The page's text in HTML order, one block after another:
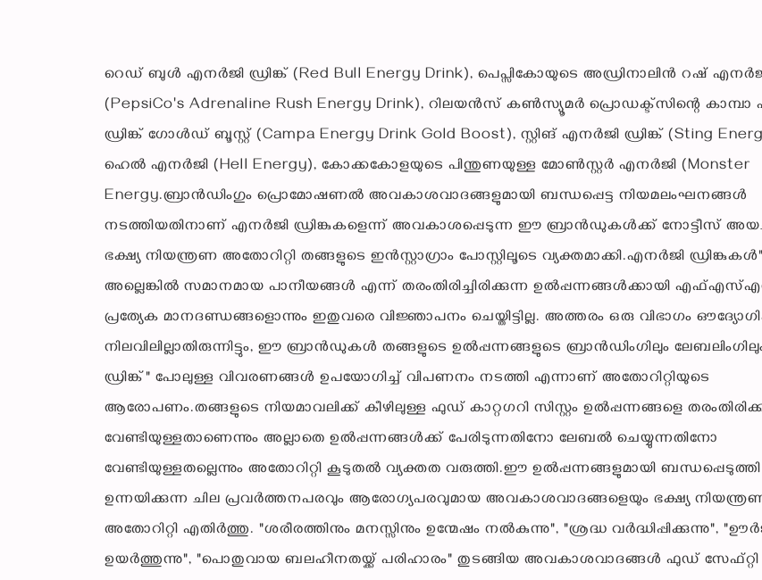
റെഡ് ബുൾ എനർജി ഡ്രിങ്ക് (Red Bull Energy Drink), പെപ്സികോയുടെ അഡ്രിനാലിൻ റഷ്
(PepsiCo's Adrenaline Rush Energy Drink), റിലയൻസ് കൺസ്യൂമർ പ്രൊഡക്ട്സിന്റെ
ഡ്രിങ്ക് ഗോൾഡ് ബൂസ്റ്റ് (Campa Energy Drink Gold Boost), സ്റ്റിങ് എനർജി ഡ്രിങ്ക് (Sting
ഹെൽ എനർജി (Hell Energy), കോക്കകോളയുടെ പിന്തുണയുള്ള മോൺസ്റ്റർ എനർജി (Monster
Energy.ബ്രാൻഡിംഗും പ്രൊമോഷണൽ അവകാശവാദങ്ങളുമായി ബന്ധപ്പെട്ട നിയമലംഘനങ്ങൾ
നടത്തിയതിനാണ് എനർജി ഡ്രിങ്കുകളെന്ന് അവകാശപ്പെടുന്ന ഈ ബ്രാൻഡുകൾക്ക് നോട്ടീസ്
ഭക്ഷ്യ നിയന്ത്രണ അതോറിറ്റി തങ്ങളുടെ ഇൻസ്റ്റാഗ്രാം പോസ്റ്റിലൂടെ വ്യക്തമാക്കി.എനർജി ഡ്രിങ്കുകൾ"
അല്ലെങ്കിൽ സമാനമായ പാനീയങ്ങൾ എന്ന് തരംതിരിച്ചിരിക്കുന്ന ഉൽപ്പന്നങ്ങൾക്കായി
പ്രത്യേക മാനദണ്ഡങ്ങളൊന്നും ഇതുവരെ വിജ്ഞാപനം ചെയ്തിട്ടില്ല. അത്തരം ഒരു വിഭാഗം
നിലവിലില്ലാതിരുന്നിട്ടും, ഈ ബ്രാൻഡുകൾ തങ്ങളുടെ ഉൽപ്പന്നങ്ങളുടെ ബ്രാൻഡിംഗിലും
ഡ്രിങ്ക്" പോലുള്ള വിവരണങ്ങൾ ഉപയോഗിച്ച് വിപണനം നടത്തി എന്നാണ് അതോറിറ്റിയുടെ
ആരോപണം.തങ്ങളുടെ നിയമാവലിക്ക് കീഴിലുള്ള ഫുഡ് കാറ്റഗറി സിസ്റ്റം ഉൽപ്പന്നങ്ങളെ
വേണ്ടിയുള്ളതാണെന്നും അല്ലാതെ ഉൽപ്പന്നങ്ങൾക്ക് പേരിടുന്നതിനോ ലേബൽ ചെയ്യുന്നതിനോ
വേണ്ടിയുള്ളതല്ലെന്നും അതോറിറ്റി കൂടുതൽ വ്യക്തത വരുത്തി.ഈ ഉൽപ്പന്നങ്ങളുമായി ബന്ധപ്പെടുത്തി
ഉന്നയിക്കുന്ന ചില പ്രവർത്തനപരവും ആരോഗ്യപരവുമായ അവകാശവാദങ്ങളെയും ഭക്ഷ്യ
അതോറിറ്റി എതിർത്തു. "ശരീരത്തിനും മനസ്സിനും ഉന്മേഷം നൽകുന്നു", "ശ്രദ്ധ വർദ്ധിപ്പിക്കുന്നു",
ഉയർത്തുന്നു", "പൊതുവായ ബലഹീനതയ്ക്ക് പരിഹാരം" തുടങ്ങിയ അവകാശവാദങ്ങൾ ഫുഡ്